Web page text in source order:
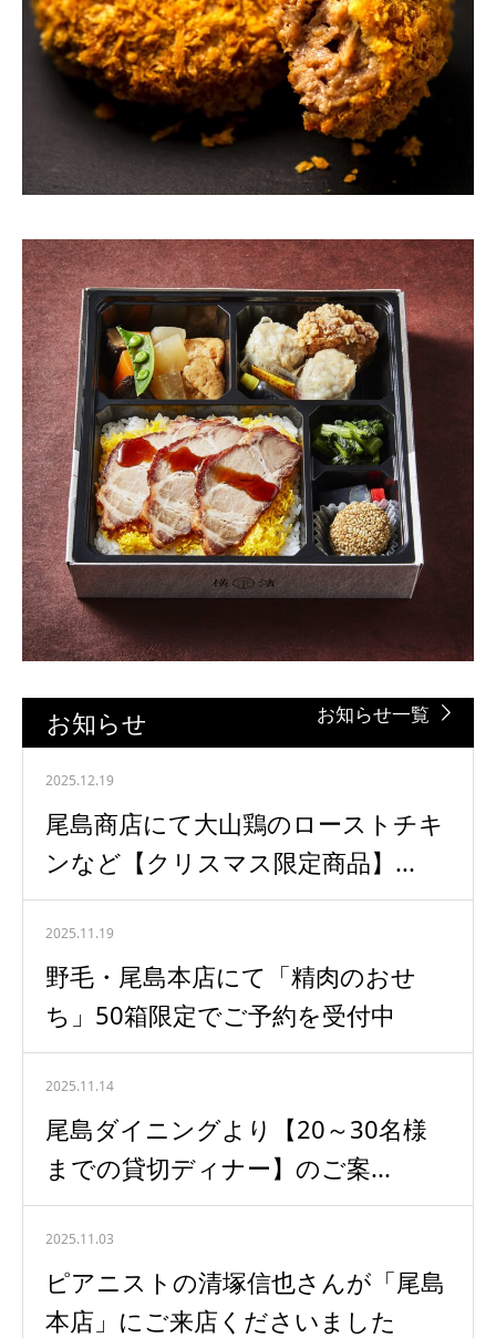
お知らせ お知らせ一覧
2025.12.19
尾島商店にて大山鶏のローストチキ
ンなど【クリスマス限定商品】...
2025.11.19
野毛・尾島本店にて「精肉のおせ
ち」50箱限定でご予約を受付中
2025.11.14
尾島ダイニングより【20～30名様
までの貸切ディナー】のご案...
2025.11.03
ピアニストの清塚信也さんが「尾島
本店」にご来店くださいました